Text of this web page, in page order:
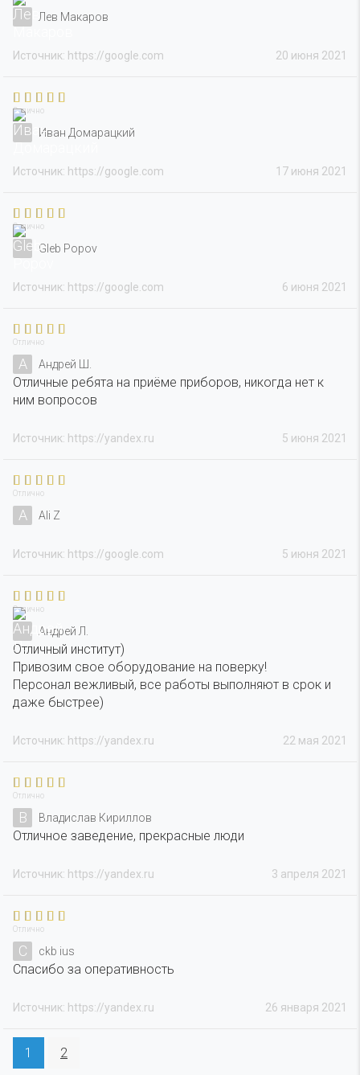
Лев Макаров
20 июня 2021
Источник: https://google.com
Отлично
Иван Домарацкий
17 июня 2021
Источник: https://google.com
Отлично
Gleb Popov
6 июня 2021
Источник: https://google.com
Отлично
А Андрей Ш.
Отличные ребята на приёме приборов, никогда нет к
ним вопросов
5 июня 2021
Источник: https://yandex.ru
Отлично
A Ali Z
5 июня 2021
Источник: https://google.com
Отлично
Андрей Л.
Отличный институт)
Привозим свое оборудование на поверку!
Персонал вежливый, все работы выполняют в срок и
даже быстрее)
22 мая 2021
Источник: https://yandex.ru
Отлично
В Владислав Кириллов
Отличное заведение, прекрасные люди
3 апреля 2021
Источник: https://yandex.ru
Отлично
C ckb ius
Спасибо за оперативность
26 января 2021
Источник: https://yandex.ru
1 2